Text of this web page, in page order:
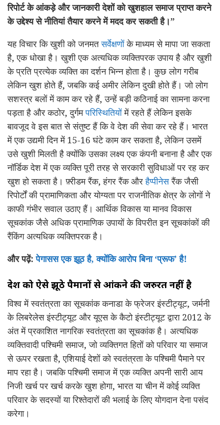
रिपोर्ट के आंकड़े और जानकारी देशों को खुशहाल समाज प्राप्त करने
के उद्देश्य से नीतियां तैयार करने में मदद कर सकती है।”
यह विचार कि खुशी को जनमतसर्वेक्षणोंके माध्यम से मापा जा सकता
है, एक धोखा है। खुशी एक अत्यधिक व्यक्तिपरक उपाय है और खुशी
के प्रति प्रत्येक व्यक्ति का दर्शन भिन्न होता है। कुछ लोग गरीब
लेकिन खुश होते हैं, जबकि कई अमीर लेकिन दुखी होते हैं। जो लोग
सशस्त्र बलों में काम कर रहे हैं, उन्हें बड़ी कठिनाई का सामना करना
पड़ता है और कठोर, दुर्गमपरिस्थितियोंमें रहते हैं लेकिन इसके
बावजूद वे इस बात से संतुष्ट हैं कि वे देश की सेवा कर रहे हैं। भारत
में एक उद्यमी दिन में 15-16 घंटे काम कर सकता है, लेकिन उसमें
उसे खुशी मिलती है क्योंकि उसका लक्ष्य एक कंपनी बनाना है और एक
नॉर्डिक देश में एक व्यक्ति पूरी तरह से सरकारी सुविधाओं पर रह कर
खुश हो सकता है। फ़्रीडम रैंक, हंगर रैंक औरहैप्पीनेसरैंक जैसी
रिपोर्टों की प्रामाणिकता और योग्यता पर राजनीतिक क्षेत्र के लोगों ने
काफी गंभीर सवाल उठाए हैं। आर्थिक विकास या मानव विकास
सूचकांक जैसे अधिक प्रामाणिक उपायों के विपरीत इन सूचकांकों की
रैंकिंग अत्यधिक व्यक्तिपरक है।
और पढ़ें:पेगासस एक झूठ है, क्योंकि आरोप बिना ‘प्रूफ’ है!
देश को ऐसे झूठे पैमानों से आंकने की जरुरत नहीं है
विश्व में स्वतंत्रता का सूचकांक कनाडा के फ्रेजर इंस्टीट्यूट, जर्मनी
के लिबरेलेस इंस्टीट्यूट और यूएस के कैटो इंस्टीट्यूट द्वारा 2012 के
अंत में प्रकाशित नागरिक स्वतंत्रता का सूचकांक है। अत्यधिक
व्यक्तिवादी पश्चिमी समाज, जो व्यक्तिगत हितों को परिवार या समाज
से ऊपर रखता है, एशियाई देशों को स्वतंत्रता के पश्चिमी पैमाने पर
माप रहा है। जबकि पश्चिमी समाज में एक व्यक्ति अपनी सारी आय
निजी खर्च पर खर्च करके खुश होगा, भारत या चीन में कोई व्यक्ति
परिवार के सदस्यों या रिश्तेदारों की भलाई के लिए योगदान देना पसंद
करेगा।